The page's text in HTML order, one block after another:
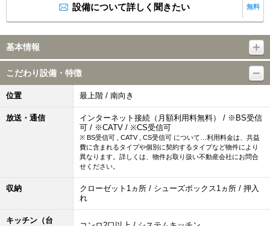
設備について詳しく聞きたい 無料
基本情報
こだわり設備・特徴
位置 最上階 / 南向き
放送・通信
インターネット接続（月額利用料無料） / ※BS受信
可 / ※CATV / ※CS受信可
※ BS受信可 , CATV , CS受信可 について…利用料金は、共益
費に含まれるタイプや個別に契約するタイプなど物件により
異なります。詳しくは、物件お取り扱い不動産会社にお問合
せください。
収納
クローゼット1ヵ所 / シューズボックス1ヵ所 / 押入
れ
キッチン（台